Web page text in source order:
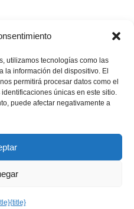
registradas, logos
sus respectivos
·
utilizamos tecnologías como las
la información del dispositivo. El
permitirá procesar datos como el
únicas en este sitio.
puede afectar negativamente a
{title}